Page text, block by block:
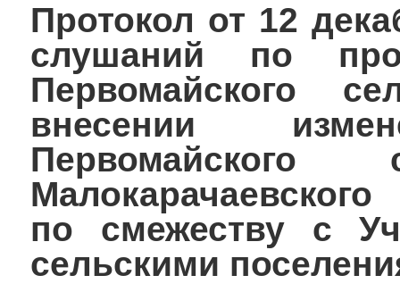
Протокол от 12
слушаний по
Первомайского
внесении
Первомайского
по смежеству с
сельскими